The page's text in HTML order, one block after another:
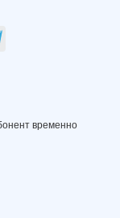
временно